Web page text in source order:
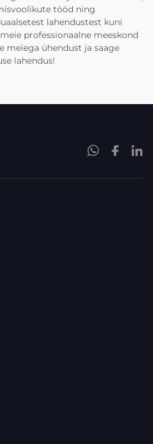
tööd ning
lahendustest kuni
professionaalne meeskond
meiega ühendust ja saage
lahendus!